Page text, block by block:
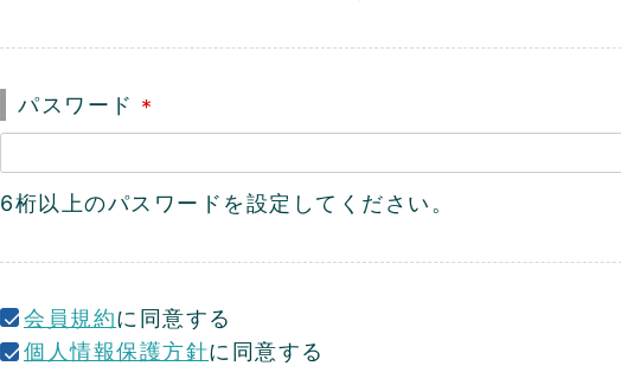
パスワード
(
必
須
6桁以上のパスワードを設定してください。
会員規約に同意する
個人情報保護方針に同意する